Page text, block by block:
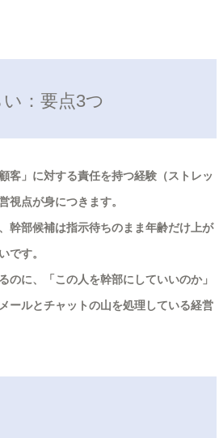
：要点3つ
客」に対する責任を持つ経験（ストレッ
視点が身につきます。
幹部候補は指示待ちのまま年齢だけ上が
です。
に、「この人を幹部にしていいのか」
ールとチャットの山を処理している経営